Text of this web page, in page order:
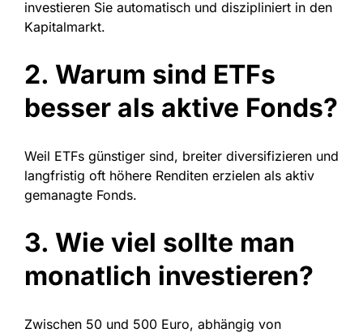
investieren Sie automatisch und diszipliniert in den
Kapitalmarkt.
2. Warum sind ETFs
besser als aktive Fonds?
Weil ETFs günstiger sind, breiter diversifizieren und
langfristig oft höhere Renditen erzielen als aktiv
gemanagte Fonds.
3. Wie viel sollte man
monatlich investieren?
Zwischen 50 und 500 Euro, abhängig von